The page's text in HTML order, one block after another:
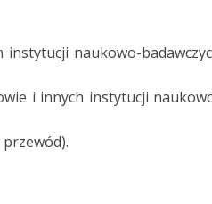
naukowo-
i innych instytucji